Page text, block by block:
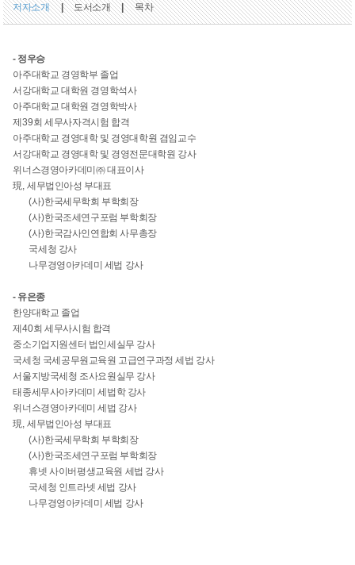
저자소개 | 도서소개 | 목차
- 정우승
아주대학교 경영학부 졸업
서강대학교 대학원 경영학석사
아주대학교 대학원 경영학박사
제39회 세무사자격시험 합격
아주대학교 경영대학 및 경영대학원 겸임교수
서강대학교 경영대학 및 경영전문대학원 강사
위너스경영아카데미㈜대표이사
現 ,세무법인아성 부대표
(사)한국세무학회 부학회장
(사)한국조세연구포럼 부학회장
(사)한국감사인연합회 사무총장
국세청 강사
나무경영아카데미 세법 강사
- 유은종
한양대학교 졸업
제40회 세무사시험 합격
중소기업지원센터 법인세실무 강사
국세청 국세공무원교육원 고급연구과정 세법 강사
서울지방국세청 조사요원실무 강사
태종세무사아카데미 세법학 강사
위너스경영아카데미 세법 강사
現 ,세무법인아성 부대표
(사)한국세무학회 부학회장
(사)한국조세연구포럼 부학회장
휴넷 사이버평생교육원 세법 강사
국세청 인트라넷 세법 강사
나무경영아카데미 세법 강사